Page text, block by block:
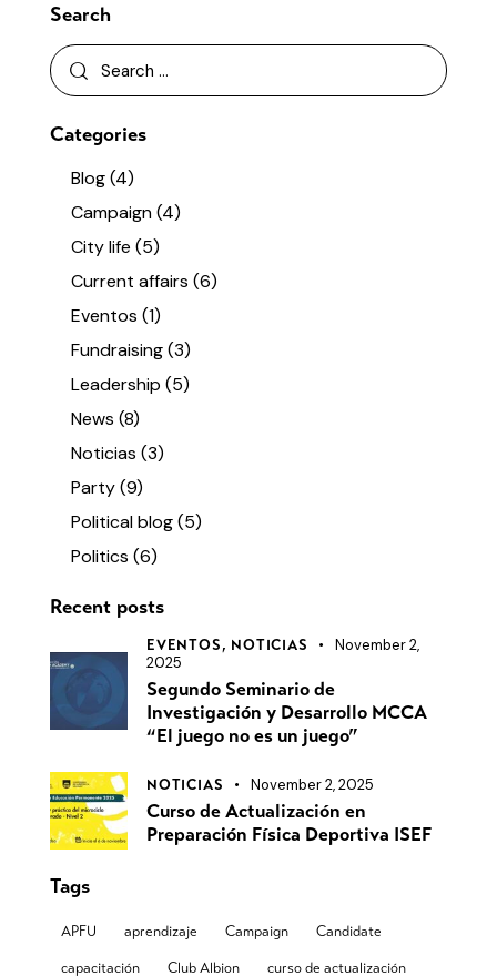
Search
Categories
Blog(4)
Campaign(4)
City life (5)
Current affairs (6)
Eventos (1)
Fundraising(3)
Leadership (5)
News (8)
Noticias (3)
Party(9)
Political blog(5)
Politics (6)
Recent posts
EVENTOS, NOTICIAS
November 2,
2025
Segundo Seminario de
Investigación y Desarrollo MCCA
“El juego no es un juego”
NOTICIAS November 2, 2025
Curso de Actualización en
Preparación Física Deportiva ISEF
Tags
APFU aprendizaje Campaign Candidate
capacitación Club Albion curso de actualización